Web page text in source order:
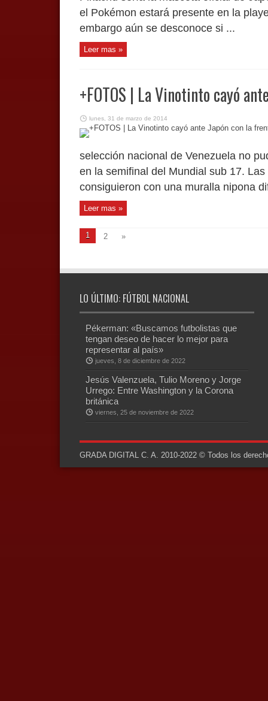
el Pokémon estará presente en la
embargo aún se desconoce si ...
Leer mas »
+FOTOS | La Vinotinto cayó
lunes, 31 de marzo de 2014
selección nacional de Venezuela no
en la semifinal del Mundial sub 17.
consiguieron con una muralla nipona
Leer mas »
1 2 »
LO ÚLTIMO: FÚTBOL NACIONAL
Pékerman: «Buscamos futbolistas que
tengan deseo de hacer lo mejor para
representar al país»
jueves, 8 de diciembre de 2022
Jesús Valenzuela, Tulio Moreno y Jorge
Urrego: Entre Washington y la Corona
británica
viernes, 25 de noviembre de 2022
GRADA DIGITAL C. A. 2010-2022 © Todos los